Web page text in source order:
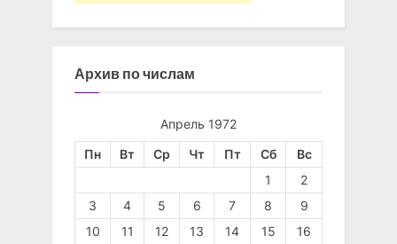
Архив по числам
Апрель 1972
Пн Вт Ср Чт Пт Сб
Вс
1
2
3
4 5 6 7 8
9
10
11 12 13 14 15
16